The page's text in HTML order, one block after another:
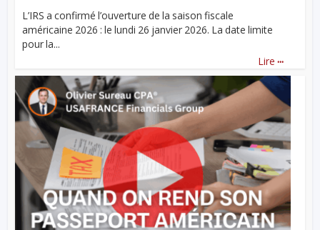
L’IRS a confirmé l’ouverture de la saison fiscale
américaine 2026 : le lundi 26 janvier 2026. La date limite
pour la...
Lire ...